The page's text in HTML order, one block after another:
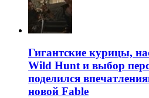
Гигантские курицы,
Wild Hunt и выбор
поделился
новой Fable